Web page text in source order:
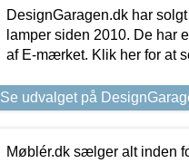
DesignGaragen.dk har
lamper siden 2010. De har
af E-mærket. Klik her for at
Se udvalget på
Møblér.dk sælger alt inden